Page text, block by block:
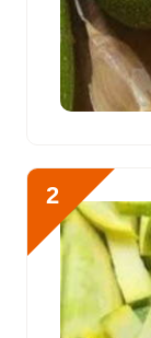
Биотин
Витамин К
Калий
Кальций
Кремний
Магний
2